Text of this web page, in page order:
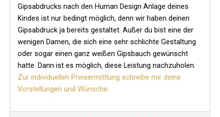
Gipsabdrucks nach den Human Design Anlage deines
Kindes ist nur bedingt möglich, denn wir haben deinen
Gipsabdruck ja bereits gestaltet. Außer du bist eine der
wenigen Damen, die sich eine sehr schlichte Gestaltung
oder sogar einen ganz weißen Gipsbauch gewünscht
hatte. Dann ist es möglich, diese Leistung nachzuholen.
Zur individuellen Preisermittlung schreibe mir deine
Vorstellungen und Wünsche.